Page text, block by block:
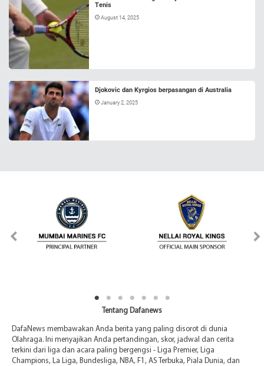
Tenis
August 14, 2025
Djokovic dan Kyrgios berpasangan di Australia
January 2, 2025
Tentang Dafanews
DafaNews membawakan Anda berita yang paling disorot di dunia
Olahraga. Ini menyajikan Anda pertandingan, skor, jadwal dan cerita
terkini dari liga dan acara paling bergengsi - Liga Premier, Liga
Champions, La Liga, Bundesliga, NBA, F1, AS Terbuka, Piala Dunia, dan